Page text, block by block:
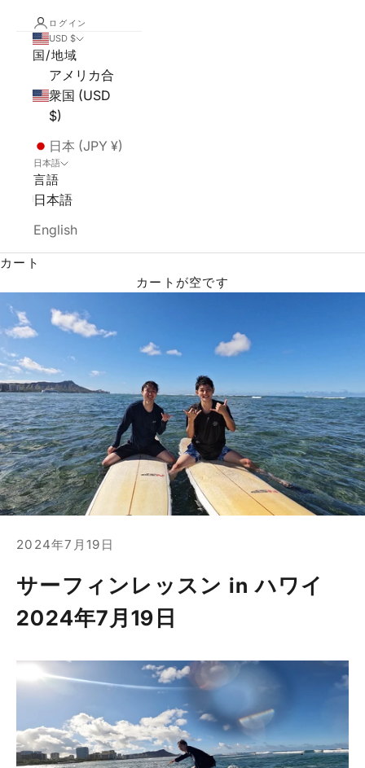
ログイン
USD $
国/地域
アメリカ合
衆国 (USD
$)
日本 (JPY ¥)
日本語
言語
日本語
English
カート
カートが空です
2024年7月19日
サーフィンレッスン in ハワイ
2024年7月19日